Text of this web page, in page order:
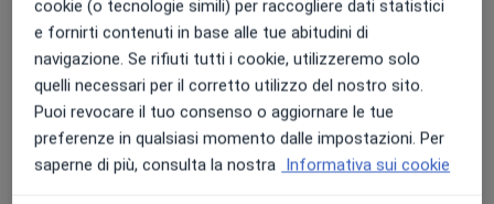
Counseling strategico
Aree di competenza principali:
Psicologia clinica
Psicodiagnostica
Psicologia dell'età evolutiva
Principali patologie trattate
cookie (o tecnologie simili) per raccogliere dati statistici
e fornirti contenuti in base alle tue abitudini di
navigazione. Se rifiuti tutti i cookie, utilizzeremo solo
quelli necessari per il corretto utilizzo del nostro sito.
Puoi revocare il tuo consenso o aggiornare le tue
preferenze in qualsiasi momento dalle impostazioni. Per
saperne di più, consulta la nostra Informativa sui cookie